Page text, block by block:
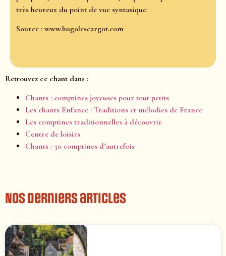
très heureux du point de vue syntaxique.
Source : www.hugolescargot.com
Retrouvez ce chant dans :
Chants : comptines joyeuses pour tout petits
Les chants Enfance : Traditions et mélodies de France
Les comptines traditionnelles à découvrir
Centre de loisirs
Chants : 30 comptines d’autrefois
Nos derniers articles